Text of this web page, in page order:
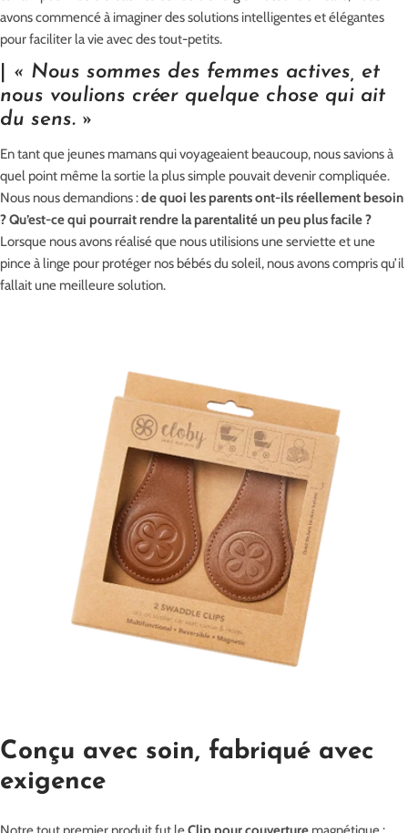
avons commencé à imaginer des solutions intelligentes et élégantes
pour faciliter la vie avec des tout-petits.
« Nous sommes des femmes actives, et
nous voulions créer quelque chose qui ait
du sens. »
En tant que jeunes mamans qui voyageaient beaucoup, nous savions à
quel point même la sortie la plus simple pouvait devenir compliquée.
Nous nous demandions :de quoi les parents ont-ils réellement besoin
? Qu’est-ce qui pourrait rendre la parentalité un peu plus facile ?
Lorsque nous avons réalisé que nous utilisions une serviette et une
pince à linge pour protéger nos bébés du soleil, nous avons compris qu’il
fallait une meilleure solution.
Conçu avec soin, fabriqué avec
exigence